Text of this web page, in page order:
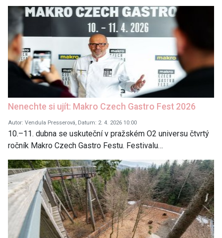
Nenechte si ujít: Makro Czech Gastro Fest 2026
Autor: Vendula Presserová, Datum: 2. 4. 2026 10:00
10.–11. dubna se uskuteční v pražském O2 universu čtvrtý
ročník Makro Czech Gastro Festu. Festivalu…